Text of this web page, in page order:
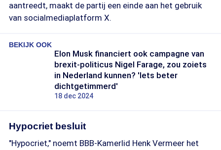
aantreedt, maakt de partij een einde aan het gebruik
van socialmediaplatform X.
BEKIJK OOK
Elon Musk financiert ook campagne van
brexit-politicus Nigel Farage, zou zoiets
in Nederland kunnen? 'Iets beter
dichtgetimmerd'
18 dec 2024
Hypocriet besluit
"Hypocriet," noemt BBB-Kamerlid Henk Vermeer het